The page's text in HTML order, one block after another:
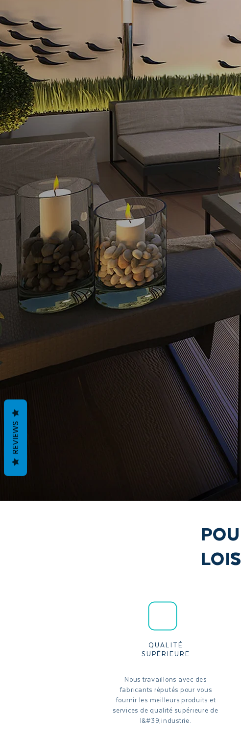
QUALITÉ
SUPÉRIEURE
Nous travaillons avec des
fabricants réputés pour vous
fournir les meilleurs produits et
services de qualité supérieure de
l&#39;industrie.
REVIEWS